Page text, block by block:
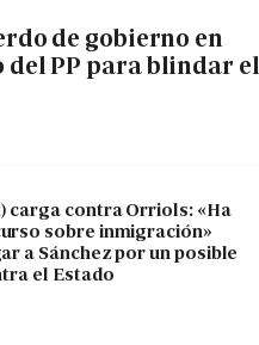
de gobierno en
PP para blindar el
carga contra Orriols: «Ha
sobre inmigración»
a Sánchez por un posible
el Estado